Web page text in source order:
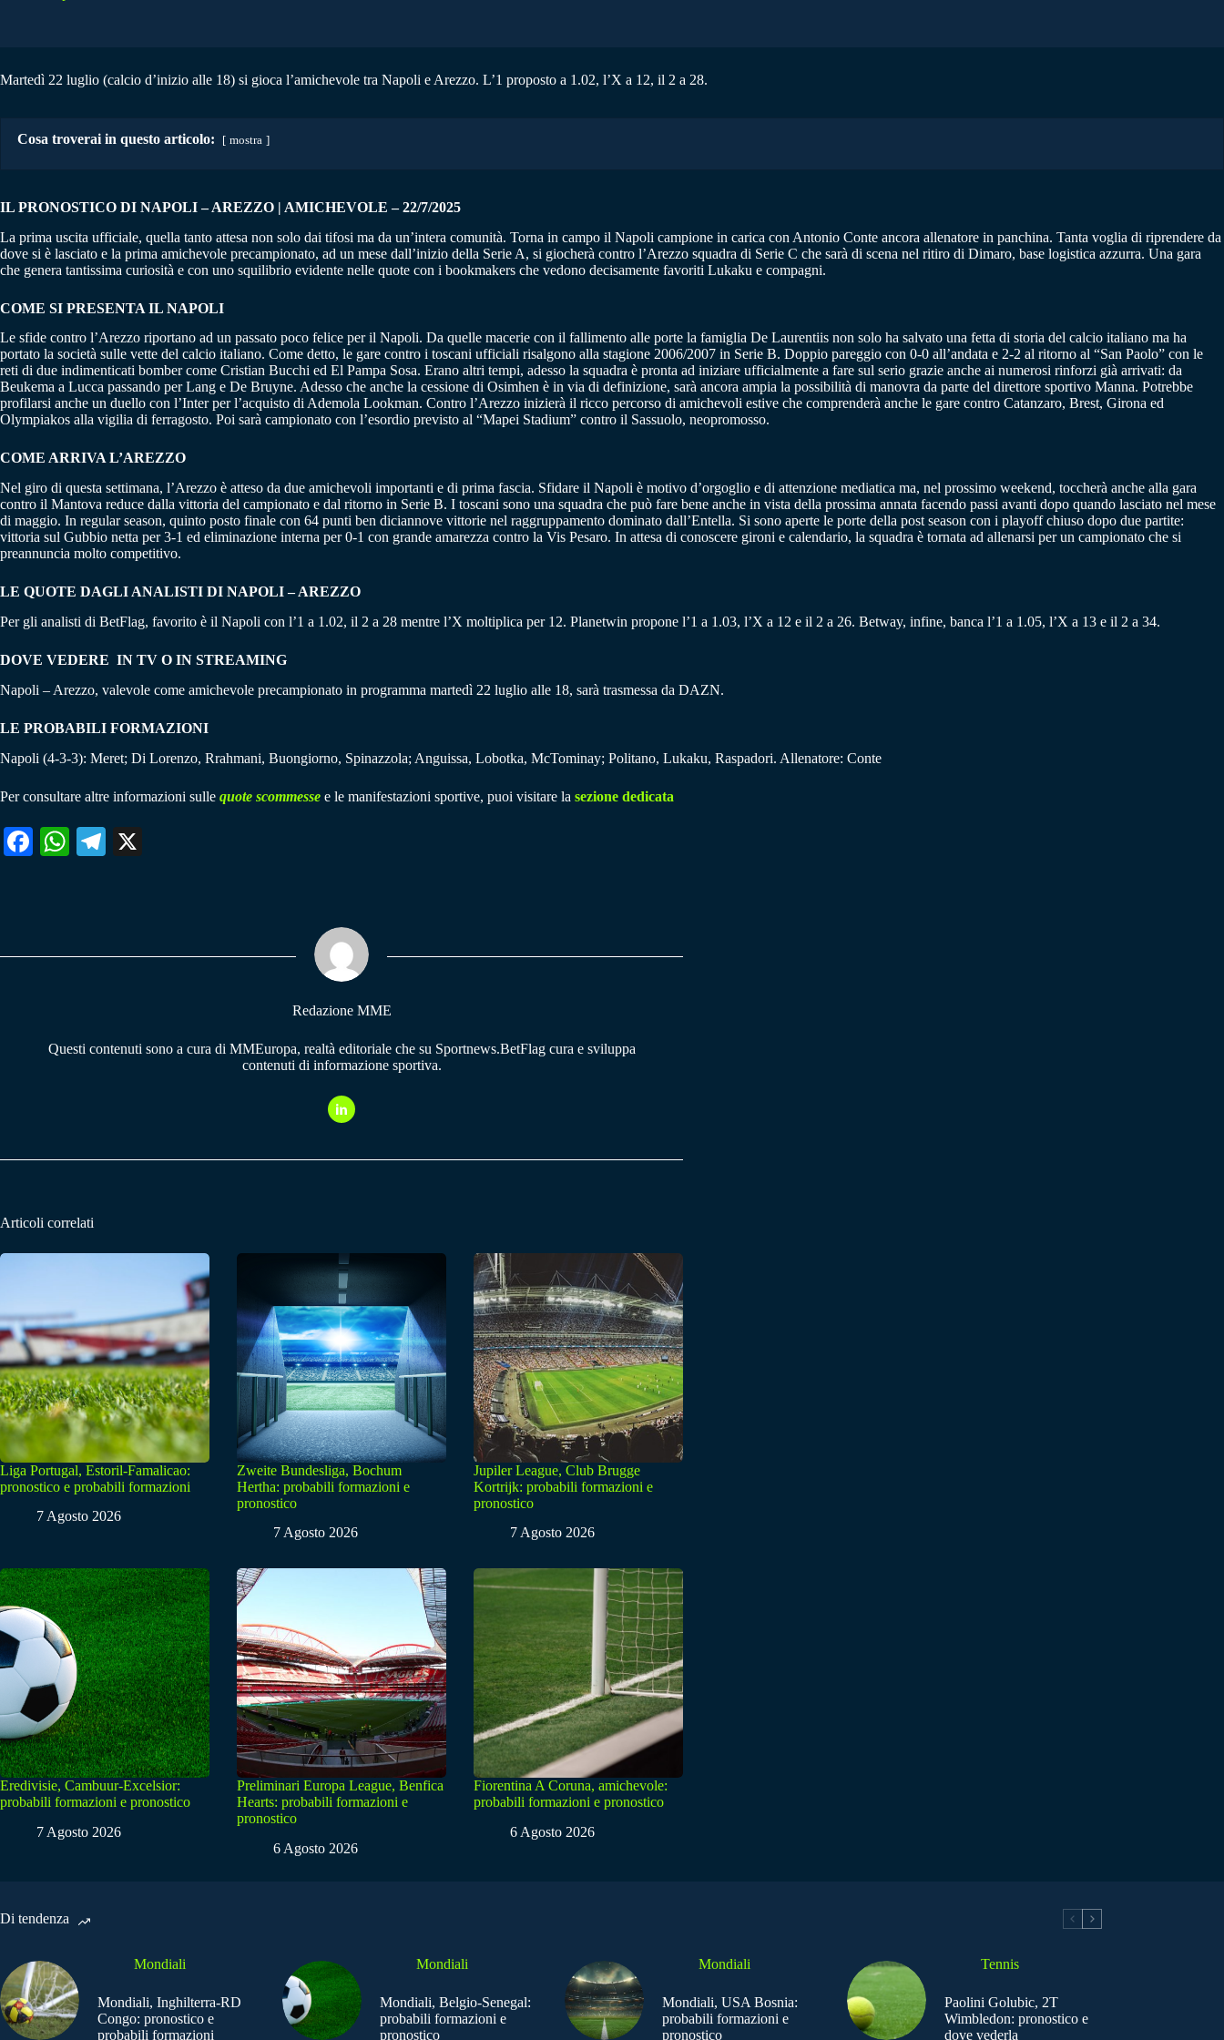
Martedì 22 luglio (calcio d’inizio alle 18) si gioca l’amichevole tra Napoli e Arezzo. L’1 proposto a 1.02, l’X a 12, il 2 a 28.
Cosa troverai in questo articolo: mostra
IL PRONOSTICO DI NAPOLI – AREZZO | AMICHEVOLE – 22/7/2025
La prima uscita ufficiale, quella tanto attesa non solo dai tifosi ma da un’intera comunità. Torna in campo il Napoli campione in carica con Antonio Conte ancora allenatore in panchina. Tanta voglia di riprendere da
dove si è lasciato e la prima amichevole precampionato, ad un mese dall’inizio della Serie A, si giocherà contro l’Arezzo squadra di Serie C che sarà di scena nel ritiro di Dimaro, base logistica azzurra. Una gara
che genera tantissima curiosità e con uno squilibrio evidente nelle quote con i bookmakers che vedono decisamente favoriti Lukaku e compagni.
COME SI PRESENTA IL NAPOLI
Le sfide contro l’Arezzo riportano ad un passato poco felice per il Napoli. Da quelle macerie con il fallimento alle porte la famiglia De Laurentiis non solo ha salvato una fetta di storia del calcio italiano ma ha
portato la società sulle vette del calcio italiano. Come detto, le gare contro i toscani ufficiali risalgono alla stagione 2006/2007 in Serie B. Doppio pareggio con 0-0 all’andata e 2-2 al ritorno al “San Paolo” con le
reti di due indimenticati bomber come Cristian Bucchi ed El Pampa Sosa. Erano altri tempi, adesso la squadra è pronta ad iniziare ufficialmente a fare sul serio grazie anche ai numerosi rinforzi già arrivati: da
Beukema a Lucca passando per Lang e De Bruyne. Adesso che anche la cessione di Osimhen è in via di definizione, sarà ancora ampia la possibilità di manovra da parte del direttore sportivo Manna. Potrebbe
profilarsi anche un duello con l’Inter per l’acquisto di Ademola Lookman. Contro l’Arezzo inizierà il ricco percorso di amichevoli estive che comprenderà anche le gare contro Catanzaro, Brest, Girona ed
Olympiakos alla vigilia di ferragosto. Poi sarà campionato con l’esordio previsto al “Mapei Stadium” contro il Sassuolo, neopromosso.
COME ARRIVA L’AREZZO
Nel giro di questa settimana, l’Arezzo è atteso da due amichevoli importanti e di prima fascia. Sfidare il Napoli è motivo d’orgoglio e di attenzione mediatica ma, nel prossimo weekend, toccherà anche alla gara
contro il Mantova reduce dalla vittoria del campionato e dal ritorno in Serie B. I toscani sono una squadra che può fare bene anche in vista della prossima annata facendo passi avanti dopo quando lasciato nel mese
di maggio. In regular season, quinto posto finale con 64 punti ben diciannove vittorie nel raggruppamento dominato dall’Entella. Si sono aperte le porte della post season con i playoff chiuso dopo due partite:
vittoria sul Gubbio netta per 3-1 ed eliminazione interna per 0-1 con grande amarezza contro la Vis Pesaro. In attesa di conoscere gironi e calendario, la squadra è tornata ad allenarsi per un campionato che si
preannuncia molto competitivo.
LE QUOTE DAGLI ANALISTI DI NAPOLI – AREZZO
Per gli analisti di BetFlag, favorito è il Napoli con l’1 a 1.02, il 2 a 28 mentre l’X moltiplica per 12. Planetwin propone l’1 a 1.03, l’X a 12 e il 2 a 26. Betway, infine, banca l’1 a 1.05, l’X a 13 e il 2 a 34.
DOVE VEDERE IN TV O IN STREAMING
Napoli – Arezzo, valevole come amichevole precampionato in programma martedì 22 luglio alle 18, sarà trasmessa da DAZN.
LE PROBABILI FORMAZIONI
Napoli (4-3-3): Meret; Di Lorenzo, Rrahmani, Buongiorno, Spinazzola; Anguissa, Lobotka, McTominay; Politano, Lukaku, Raspadori. Allenatore: Conte
Per consultare altre informazioni sulle quote scommesse e le manifestazioni sportive, puoi visitare la sezione dedicata
Fa W
pp
Te
m
Redazione MME
Questi contenuti sono a cura di MMEuropa, realtà editoriale che su Sportnews.BetFlag cura e sviluppa
contenuti di informazione sportiva.
Articoli correlati
Liga Portugal, Estoril-Famalicao:
pronostico e probabili formazioni
7 Agosto 2026
Zweite Bundesliga, Bochum
Hertha: probabili formazioni e
pronostico
7 Agosto 2026
Jupiler League, Club Brugge
Kortrijk: probabili formazioni e
pronostico
7 Agosto 2026
Eredivisie, Cambuur-Excelsior:
probabili formazioni e pronostico
7 Agosto 2026
Preliminari Europa League, Benfica
Hearts: probabili formazioni e
pronostico
6 Agosto 2026
Fiorentina A Coruna, amichevole:
probabili formazioni e pronostico
6 Agosto 2026
Di tendenza
Mondiali
Mondiali, Inghilterra-RD
Congo: pronostico e
probabili formazioni
Mondiali
Mondiali, Belgio-Senegal:
probabili formazioni e
pronostico
Mondiali
Mondiali, USA Bosnia:
probabili formazioni e
pronostico
Tennis
Paolini Golubic, 2T
Wimbledon: pronostico e
dove vederla